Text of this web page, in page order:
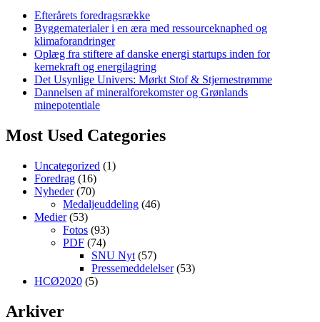
Efterårets foredragsrække
Byggematerialer i en æra med ressourceknaphed og
klimaforandringer
Oplæg fra stiftere af danske energi startups inden for
kernekraft og energilagring
Det Usynlige Univers: Mørkt Stof & Stjernestrømme
Dannelsen af mineralforekomster og Grønlands
minepotentiale
Most Used Categories
Uncategorized (1)
Foredrag (16)
Nyheder(70)
Medaljeuddeling (46)
Medier(53)
Fotos (93)
PDF (74)
SNU Nyt (57)
Pressemeddelelser(53)
HCØ2020 (5)
Arkiver